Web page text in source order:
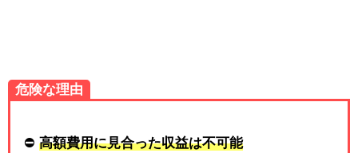
危険な理由
⛔ 高額費用に見合った収益は不可能